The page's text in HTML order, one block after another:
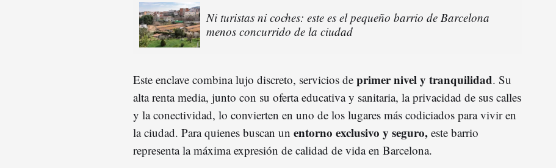
Ni turistas ni coches: este es el pequeño barrio de Barcelona
menos concurrido de la ciudad
Este enclave combina lujo discreto, servicios de primer nivel y tranquilidad. Su
alta renta media, junto con su oferta educativa y sanitaria, la privacidad de sus calles
y la conectividad, lo convierten en uno de los lugares más codiciados para vivir en
la ciudad. Para quienes buscan un entorno exclusivo y seguro, este barrio
representa la máxima expresión de calidad de vida en Barcelona.